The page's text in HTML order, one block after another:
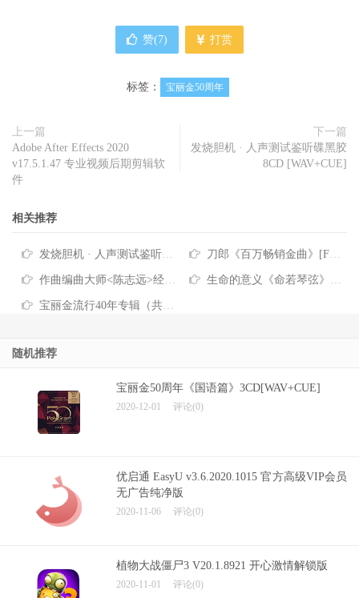
赞(7) 打赏
标签： 宝丽金50周年
上一篇
Adobe After Effects 2020
v17.5.1.47 专业视频后期剪辑软
件
下一篇
发烧胆机 · 人声测试鉴听碟黑胶
8CD [WAV+CUE]
相关推荐
发烧胆机 · 人声测试鉴听碟黑胶 8CD [WAV+CUE] 刀郎《百万畅销金曲》[FLAC整轨+CUE]
作曲编曲大师<陈志远>经典流行歌曲大合集 生命的意义《命若琴弦》朗读版真心建议大家听一听
宝丽金流行40年专辑（共七集）站长最喜欢的专辑
随机推荐
宝丽金50周年《国语篇》3CD[WAV+CUE]
2020-12-01 评论(0)
优启通 EasyU v3.6.2020.1015 官方高级VIP会员
无广告纯净版
2020-11-06 评论(0)
植物大战僵尸3 V20.1.8921 开心激情解锁版
2020-11-01 评论(0)